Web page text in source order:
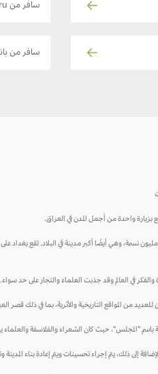
سافر من Bengaluru إلى بغداد
سافر من
واحدة من أجمل المدن في العراق.
بغداد هي عاصمة العراق بسكان يبلغ عددهم حوالي 8.1 مليون نسمة، وهي
والفكر في العالم وقد جذبت العلماء والتجار على حد سواء.
من المواقع التاريخية والأثرية، بما في ذلك
باسم "المجلس"، حيث كان الشعراء والفلاسفة
إلى ذلك، يتم إجراء تحسينات ويتم إعادة بناء المدينة